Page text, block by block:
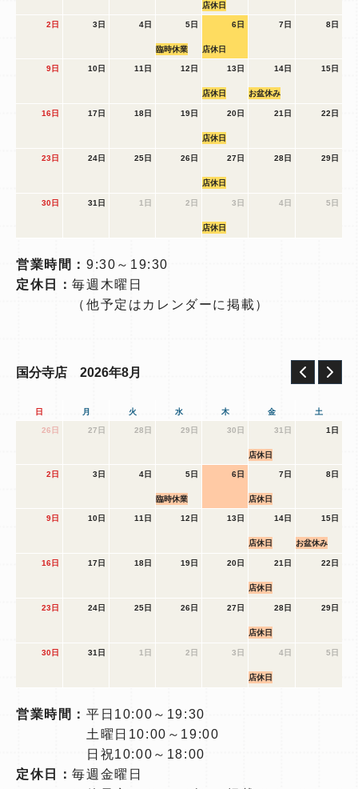
店休日
2日 3日 4日 5日
臨時休業
6日
店休日
7日 8日
9日 10日 11日 12日 13日
店休日
14日
お盆休み
15日
16日 17日 18日 19日 20日
店休日
21日 22日
23日 24日 25日 26日 27日
店休日
28日 29日
30日 31日 1日 2日 3日
店休日
4日 5日
営業時間： 9:30～19:30
定休日：毎週木曜日
（他予定はカレンダーに掲載）
国分寺店 2026年8月
日 月 火 水 木 金 土
26日 27日 28日 29日 30日 31日
店休日
1日
2日 3日 4日 5日
臨時休業
6日 7日
店休日
8日
9日 10日 11日 12日 13日 14日
店休日
15日
お盆休み
16日 17日 18日 19日 20日 21日
店休日
22日
23日 24日 25日 26日 27日 28日
店休日
29日
30日 31日 1日 2日 3日 4日
店休日
5日
営業時間： 平日10:00～19:30
土曜日10:00～19:00
日祝10:00～18:00
定休日：毎週金曜日